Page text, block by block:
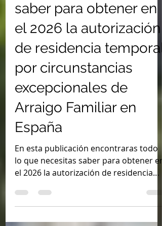
Todo lo que necesitas
saber para obtener en
el 2026 la autorización
de residencia temporal
por circunstancias
excepcionales de
Arraigo Familiar en
España
En esta publicación encontraras todo
el 2026 la autorización de residencia
temporal por circunstancias
excepcionales de Arraigo Familiar en